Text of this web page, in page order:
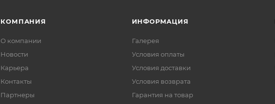
КОМПАНИЯ
О компании
Новости
Карьера
Контакты
Партнеры
ИНФОРМАЦИЯ
Галерея
Условия оплаты
Условия доставки
Условия возврата
Гарантия на товар